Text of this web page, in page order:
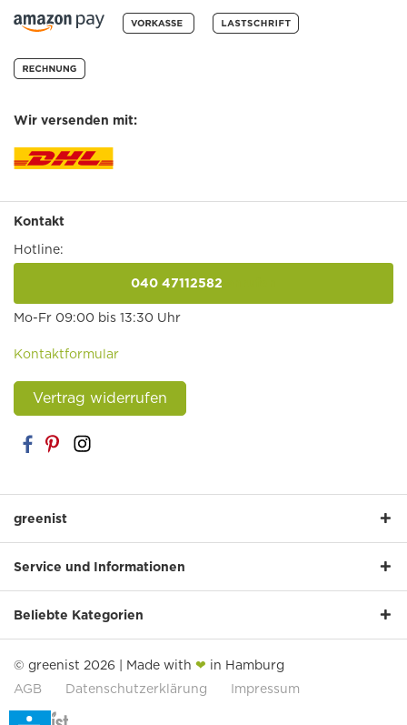
Wir versenden mit:
Kontakt
Hotline:
040 47112582
Mo-Fr 09:00 bis 13:30 Uhr
Kontaktformular
Vertrag widerrufen
greenist
Service und Informationen
Beliebte Kategorien
© greenist 2026 | Made with ❤ in Hamburg
AGB
Datenschutzerklärung Impressum